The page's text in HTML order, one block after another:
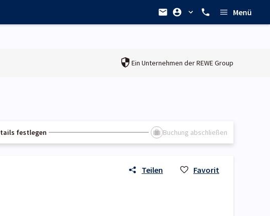
Menü
Ein Unternehmen derREWE Group
festlegen Buchung abschließen
Teilen Favorit